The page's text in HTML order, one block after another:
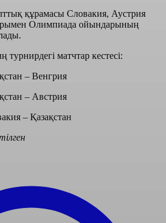
құрамасы Словакия, Аустрия
Олимпиада ойындарының
матчтар кестесі:
– Венгрия
– Австрия
– Қазақстан